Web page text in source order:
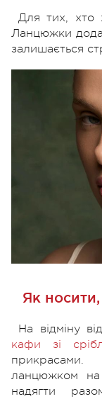
Для тих, хто
Ланцюжки
залишається
Як
На відміну
кафи зі
ланцюжком
надягти